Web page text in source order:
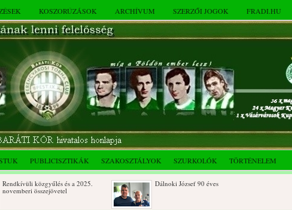
KOSZORÚZÁSOK ARCHÍVUM SZERZŐI JOGOK FRADI.HU
PUBLICISZTIKÁK SZAKOSZTÁLYOK SZURKOLÓK TÖRTÉNELEM
közgyűlés és a 2025.
összejövetel
Dálnoki József 90 éves